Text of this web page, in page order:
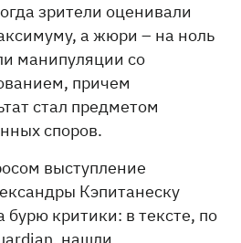
зрители оценивали
а жюри – на ноль
манипуляции со
причем
стал предметом
споров.
выступление
Кэпитанеску
бурю критики: в тексте, по